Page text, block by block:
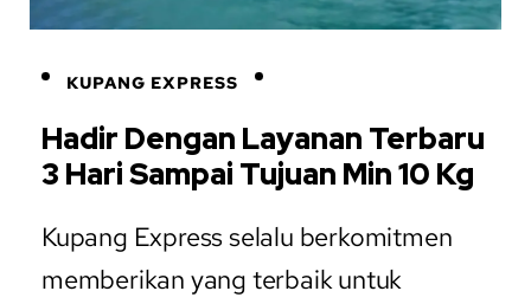
KUPANG EXPRESS
Hadir Dengan Layanan Terbaru
3 Hari Sampai Tujuan Min 10 Kg
Kupang Express selalu berkomitmen
memberikan yang terbaik untuk